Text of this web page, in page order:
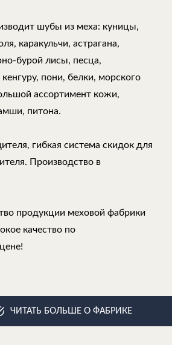
шубы из меха: куницы,
каракульчи, астрагана,
бурой лисы, песца,
пони, белки, морского
ассортимент кожи,
питона.
гибкая система скидок для
Производство в
продукции меховой фабрики
качество по
ЧИТАТЬ БОЛЬШЕ О ФАБРИКЕ